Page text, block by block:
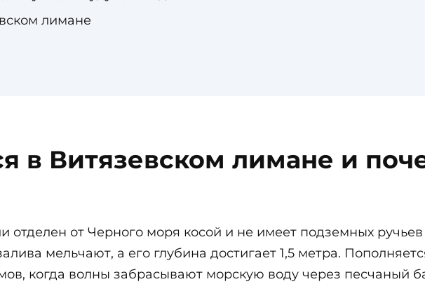
лимане
в Витязевском лимане и
от Черного моря косой и не имеет подземных
мельчают, а его глубина достигает 1,5 метра.
когда волны забрасывают морскую воду через песчаный